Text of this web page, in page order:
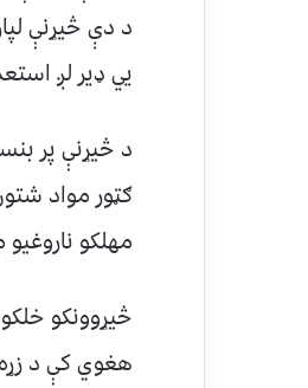
د دې څیړنې
يي ډیر لږ
د څیړنې پر
ګټور مواد
مهلکو
څیړوونکو
هغوي کې د